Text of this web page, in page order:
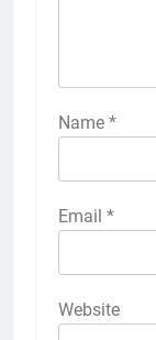
Name *
Email *
Website